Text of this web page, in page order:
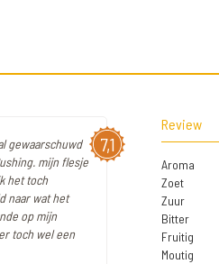
7,1
gewaarschuwd
mijn flesje
het toch
naar wat het
op mijn
toch wel een
Review
Aroma
Zoet
Zuur
Bitter
Fruitig
Moutig